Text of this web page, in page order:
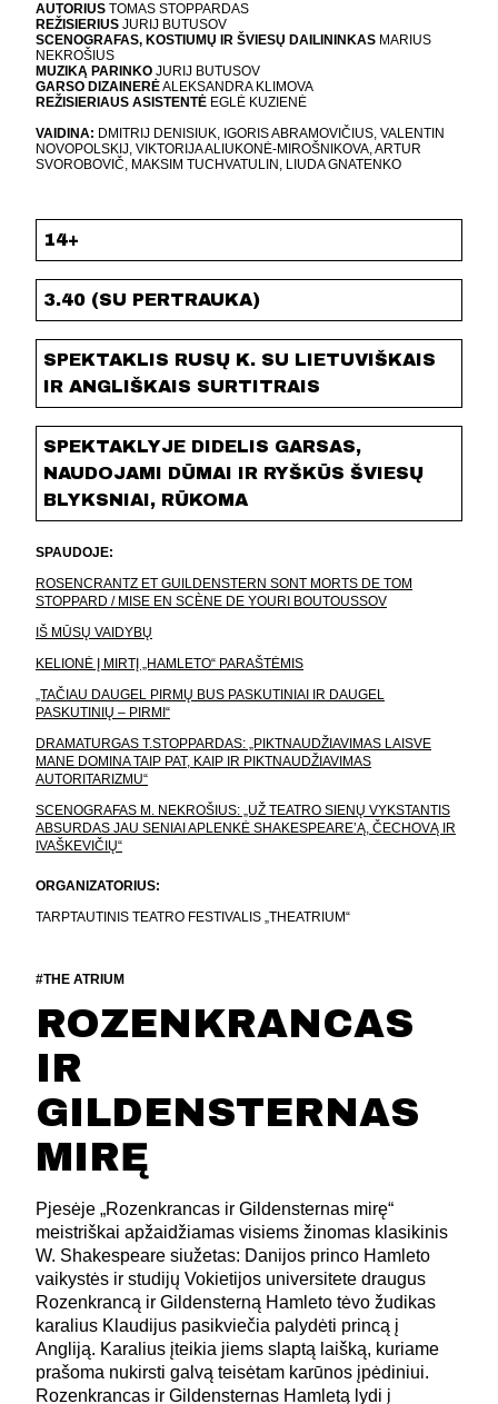
AUTORIUS TOMAS STOPPARDAS
REŽISIERIUS JURIJ BUTUSOV
SCENOGRAFAS, KOSTIUMŲ IR ŠVIESŲ DAILININKAS MARIUS
NEKROŠIUS
MUZIKĄ PARINKO JURIJ BUTUSOV
GARSO DIZAINERĖALEKSANDRA KLIMOVA
REŽISIERIAUS ASISTENTĖ EGLĖ KUZIENĖ
VAIDINA: DMITRIJ DENISIUK, IGORIS ABRAMOVIČIUS, VALENTIN
NOVOPOLSKIJ, VIKTORIJA ALIUKONĖ-MIROŠNIKOVA, ARTUR
SVOROBOVIČ, MAKSIM TUCHVATULIN, LIUDA GNATENKO
14+
3.40 (SU PERTRAUKA)
SPEKTAKLIS RUSŲ K. SU LIETUVIŠKAIS
IR ANGLIŠKAIS SURTITRAIS
SPEKTAKLYJE DIDELIS GARSAS,
NAUDOJAMI DŪMAI IR RYŠKŪS ŠVIESŲ
BLYKSNIAI, RŪKOMA
SPAUDOJE:
ROSENCRANTZ ET GUILDENSTERN SONT MORTS DE TOM
STOPPARD / MISE EN SCÈNE DE YOURI BOUTOUSSOV
IŠ MŪSŲ VAIDYBŲ
KELIONĖ Į MIRTĮ „HAMLETO“ PARAŠTĖMIS
„TAČIAU DAUGEL PIRMŲ BUS PASKUTINIAI IR DAUGEL
PASKUTINIŲ – PIRMI“
DRAMATURGAS T.STOPPARDAS: „PIKTNAUDŽIAVIMAS LAISVE
MANE DOMINA TAIP PAT, KAIP IR PIKTNAUDŽIAVIMAS
AUTORITARIZMU“
SCENOGRAFAS M. NEKROŠIUS: „UŽ TEATRO SIENŲ VYKSTANTIS
ABSURDAS JAU SENIAI APLENKĖ SHAKESPEARE’Ą, ČECHOVĄ IR
IVAŠKEVIČIŲ“
ORGANIZATORIUS:
TARPTAUTINIS TEATRO FESTIVALIS „THEATRIUM“
#THE ATRIUM
ROZENKRANCAS
IR
GILDENSTERNAS
MIRĘ
Pjesėje „Rozenkrancas ir Gildensternas mirę“
meistriškai apžaidžiamas visiems žinomas klasikinis
W. Shakespeare siužetas: Danijos princo Hamleto
vaikystės ir studijų Vokietijos universitete draugus
Rozenkrancą ir Gildensterną Hamleto tėvo žudikas
karalius Klaudijus pasikviečia palydėti princą į
Angliją. Karalius įteikia jiems slaptą laišką, kuriame
prašoma nukirsti galvą teisėtam karūnos įpėdiniui.
Rozenkrancas ir Gildensternas Hamletą lydi į